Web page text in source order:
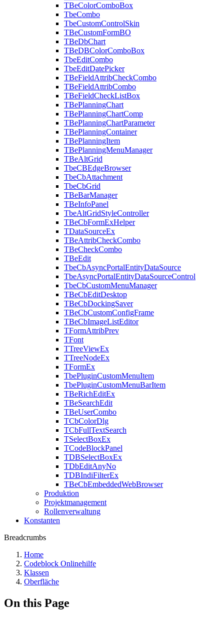
TBeColorComboBox
TbeCombo
TbeCustomControlSkin
TBeCustomFormBO
TBeDbChart
TBeDBColorComboBox
TbeEditCombo
TbeEditDatePicker
TBeFieldAttribCheckCombo
TBeFieldAttribCombo
TBeFieldCheckListBox
TBePlanningChart
TBePlanningChartComp
TBePlanningChartParameter
TBePlanningContainer
TBePlanningItem
TBePlanningMenuManager
TBeAltGrid
TbeCBEdgeBrowser
TbeCbAttachment
TbeCbGrid
TBeBarManager
TBeInfoPanel
TbeAltGridStyleController
TBeCbFormExHelper
TDataSourceEx
TBeAttribCheckCombo
TBeCheckCombo
TBeEdit
TbeCbAsyncPortalEntityDataSource
TbeAsyncPortalEntityDataSourceControl
TbeCbCustomMenuManager
TBeCbEditDesktop
TBeCbDockingSaver
TBeCbCustomConfigFrame
TBeCbImageListEditor
TFormAttribPrev
TFont
TTreeViewEx
TTreeNodeEx
TFormEx
TbePluginCustomMenuItem
TbePluginCustomMenuBarItem
TBeRichEditEx
TBeSearchEdit
TBeUserCombo
TCbColorDlg
TCbFullTextSearch
TSelectBoxEx
TCodeBlockPanel
TDBSelectBoxEx
TDbEditAnyNo
TDBIndiFilterEx
TBeCbEmbeddedWebBrowser
Produktion
Projektmanagement
Rollenverwaltung
Konstanten
Breadcrumbs
Home
Codeblock Onlinehilfe
Klassen
Oberfläche
On this Page